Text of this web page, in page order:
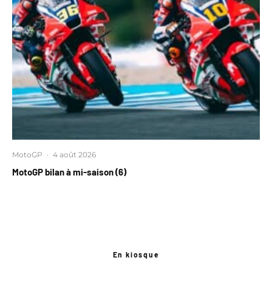
MotoGP · 4 août 2026
MotoGP bilan à mi-saison (6)
En kiosque